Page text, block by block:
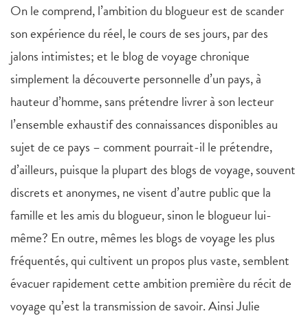
On le comprend, l’ambition du blogueur est de scander
son expérience du réel, le cours de ses jours, par des
jalons intimistes; et le blog de voyage chronique
simplement la découverte personnelle d’un pays, à
hauteur d’homme, sans prétendre livrer à son lecteur
l’ensemble exhaustif des connaissances disponibles au
sujet de ce pays – comment pourrait-il le prétendre,
d’ailleurs, puisque la plupart des blogs de voyage, souvent
discrets et anonymes, ne visent d’autre public que la
famille et les amis du blogueur, sinon le blogueur lui-
même? En outre, mêmes les blogs de voyage les plus
fréquentés, qui cultivent un propos plus vaste, semblent
évacuer rapidement cette ambition première du récit de
voyage qu’est la transmission de savoir. Ainsi Julie